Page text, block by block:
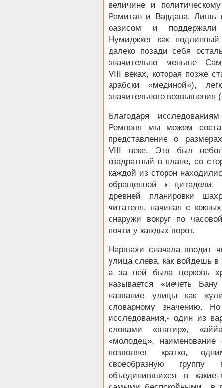
величине и
Рамитан и Вардана. Лишь
оазисом и поддержали
Нумиджкет как
далеко позади себя
значительно меньше
VIII веках, которая позже
арабски «мединой»),
значительного возвышения
Благодаря
Ремпеля мы можем
представление о
VIII веке. Это был
квадратный в плане, со
каждой из сторон
обращенной к цитадели,
древней планировки
читателя, начиная с
снаружи вокруг по
почти у каждых ворот.
Наршахи сначала вводит
улица слева, как войдешь
а за ней была церковь
называется «мечеть
название улицы как
словарному значению.
исследования,- один из
словами «шатир»,
«молодец», наименование
позволяет кратко,
своеобразную
объединившихся в